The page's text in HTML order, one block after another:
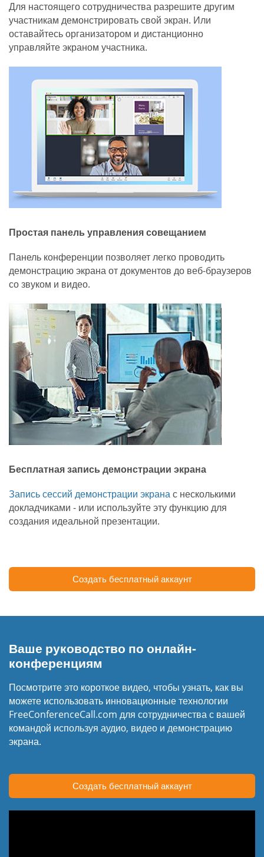
Для настоящего сотрудничества разрешите другим
участникам демонстрировать свой экран. Или
оставайтесь организатором и дистанционно
управляйте экраном участника.
Простая панель управления совещанием
Панель конференции позволяет легко проводить
демонстрацию экрана от документов до веб-браузеров
со звуком и видео.
Бесплатная запись демонстрации экрана
Запись сессий демонстрации экранас несколькими
докладчиками - или используйте эту функцию для
создания идеальной презентации.
Создать бесплатный аккаунт
Ваше руководство по онлайн-
конференциям
Посмотрите это короткое видео, чтобы узнать, как вы
можете использовать инновационные технологии
FreeConferenceCall.com для сотрудничества с вашей
командой используя аудио, видео и демонстрацию
экрана.
Создать бесплатный аккаунт